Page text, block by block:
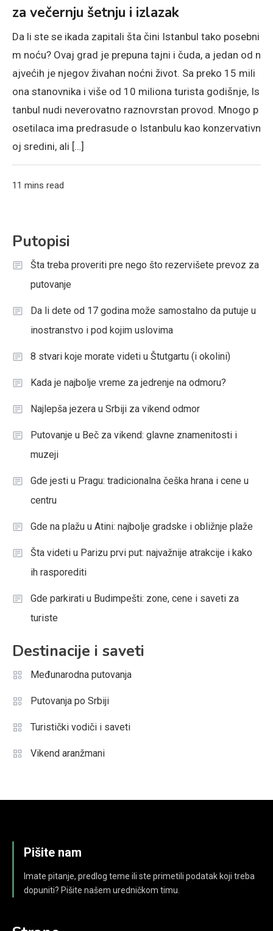
za večernju šetnju i izlazak
Da li ste se ikada zapitali šta čini Istanbul tako posebni
m noću? Ovaj grad je prepuna tajni i čuda, a jedan od n
ajvećih je njegov živahan noćni život. Sa preko 15 mili
ona stanovnika i više od 10 miliona turista godišnje, Is
tanbul nudi neverovatno raznovrstan provod. Mnogo p
osetilaca ima predrasude o Istanbulu kao konzervativn
oj sredini, ali […]
11 mins read
Putopisi
Šta treba proveriti pre nego što rezervišete prevoz za
putovanje
Da li dete od 17 godina može samostalno da putuje u
inostranstvo i pod kojim uslovima
8 stvari koje morate videti u Štutgartu (i okolini)
Kada je najbolje vreme za jedrenje na odmoru?
Najlepša jezera u Srbiji za vikend odmor
Putovanje u Beč za vikend: glavne znamenitosti i
muzeji
Gde jesti u Pragu: tradicionalna češka hrana i cene u
centru
Gde na plažu u Atini: najbolje gradske i obližnje plaže
Šta videti u Parizu prvi put: najvažnije atrakcije i kako
ih rasporediti
Gde parkirati u Budimpešti: zone, cene i saveti za
turiste
Destinacije i saveti
Međunarodna putovanja
Putovanja po Srbiji
Turistički vodiči i saveti
Vikend aranžmani
Pišite nam
Imate pitanje, predlog teme ili ste primetili podatak koji treba
dopuniti? Pišite našem uredničkom timu.